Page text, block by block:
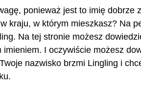
ponieważ jest to imię dobrze
kraju, w którym mieszkasz? Na
Na tej stronie możesz
I oczywiście możesz
nazwisko brzmi Lingling i